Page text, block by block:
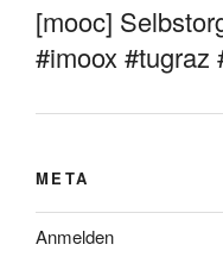
[mooc]
#imoox #tugraz
META
Anmelden